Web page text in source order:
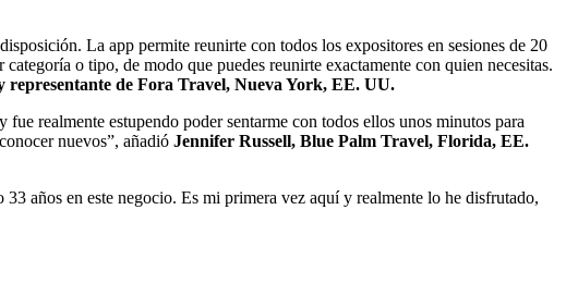
La app permite reunirte con todos los expositores en sesiones de 20
o tipo, de modo que puedes reunirte exactamente con quien necesitas.
representante de Fora Travel, Nueva York, EE. UU.
realmente estupendo poder sentarme con todos ellos unos minutos para
nuevos”, añadió Jennifer Russell, Blue Palm Travel, Florida, EE.
33 años en este negocio. Es mi primera vez aquí y realmente lo he disfrutado,